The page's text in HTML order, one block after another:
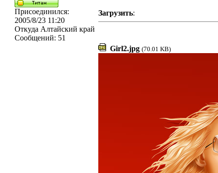
Присоединился:
2005/8/23 11:20
Откуда Алтайский край
Сообщений: 51
Загрузить:
Girl2.jpg (70.01 KB)